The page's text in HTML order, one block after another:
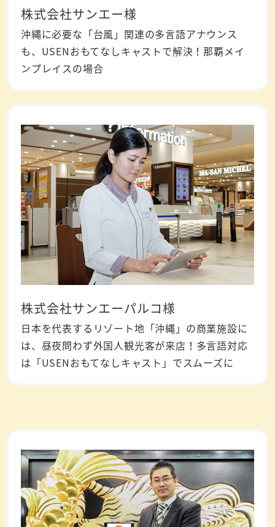
株式会社サンエー様
沖縄に必要な「台風」関連の多言語アナウンス
も、USENおもてなしキャストで解決！那覇メイ
ンプレイスの場合
株式会社サンエーパルコ様
日本を代表するリゾート地「沖縄」の商業施設に
は、昼夜問わず外国人観光客が来店！多言語対応
は「USENおもてなしキャスト」でスムーズに